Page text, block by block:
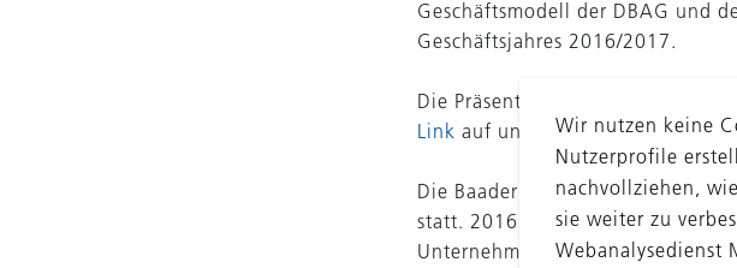
Geschäftsmodell der DBAG und
Geschäftsjahres 2016/2017.
Die Präsentation der DBAG
Link auf unserer Website zur
Die Baader Investment
statt. 2016 hatten rund 650
Unternehmen aus dem
Wir nutzen keine
Nutzerprofile
nachvollziehen,
sie weiter zu
Webanalysedienst